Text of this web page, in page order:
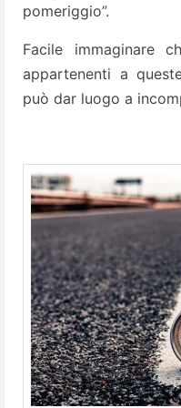
pomeriggio”.
Facile immaginare
appartenenti a
può dar luogo a